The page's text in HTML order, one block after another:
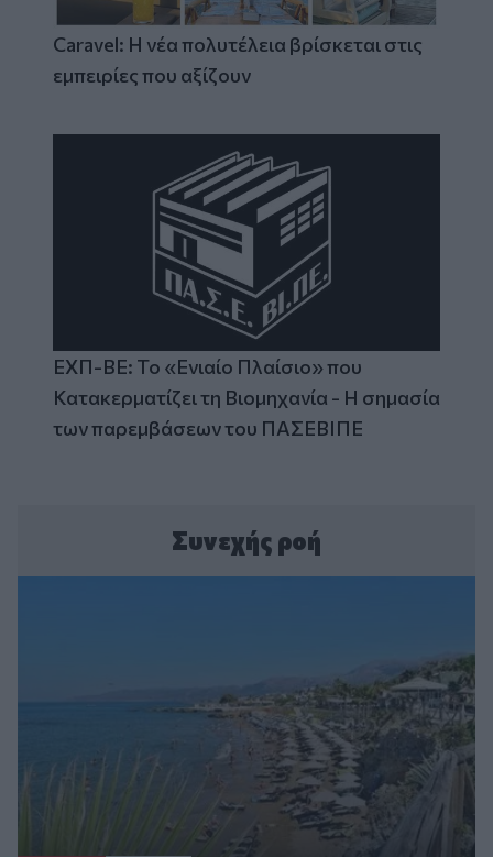
Caravel: Η νέα πολυτέλεια βρίσκεται στις
εμπειρίες που αξίζουν
ΕΧΠ-ΒΕ: Το «Ενιαίο Πλαίσιο» που
Κατακερματίζει τη Βιομηχανία - Η σημασία
των παρεμβάσεων του ΠΑΣΕΒΙΠΕ
Συνεχής ροή